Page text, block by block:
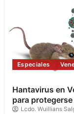
Especiales
Hantavirus en
para
Lcdo. Wuillians